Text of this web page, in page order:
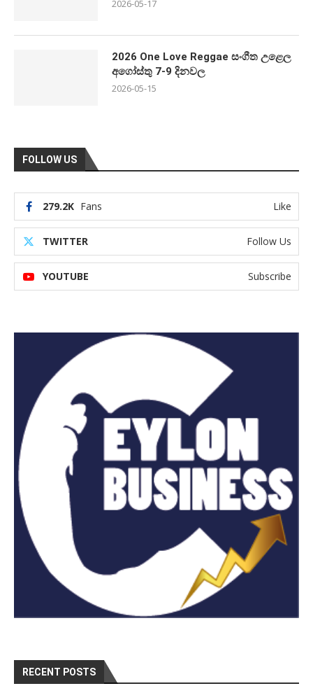
2026-05-17
2026 One Love Reggae සංගීත උළෙල
අගෝස්තු 7-9 දිනවල
2026-05-15
FOLLOW US
279.2K Fans Like
TWITTER Follow Us
YOUTUBE Subscribe
RECENT POSTS